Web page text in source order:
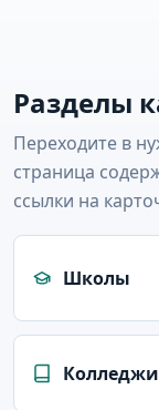
Разделы
Переходите в
страница
ссылки на
Школы
Колледжи